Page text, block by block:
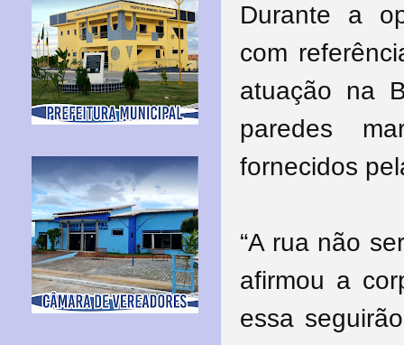
Durante a
com
atuação na
paredes
fornecidos
“A rua não
afirmou a
essa